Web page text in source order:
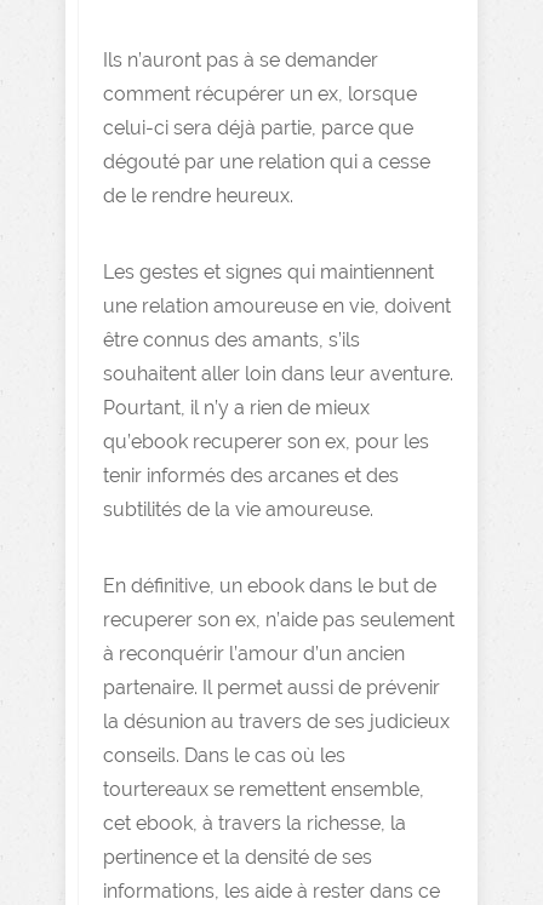
Ils n’auront pas à se demander
comment récupérer un ex, lorsque
celui-ci sera déjà partie, parce que
dégouté par une relation qui a cesse
de le rendre heureux.
Les gestes et signes qui maintiennent
une relation amoureuse en vie, doivent
être connus des amants, s’ils
souhaitent aller loin dans leur aventure.
Pourtant, il n’y a rien de mieux
qu’ebook recuperer son ex, pour les
tenir informés des arcanes et des
subtilités de la vie amoureuse.
En définitive, un ebook dans le but de
recuperer son ex, n’aide pas seulement
à reconquérir l’amour d’un ancien
partenaire. Il permet aussi de prévenir
la désunion au travers de ses judicieux
conseils. Dans le cas où les
tourtereaux se remettent ensemble,
cet ebook, à travers la richesse, la
pertinence et la densité de ses
informations, les aide à rester dans ce